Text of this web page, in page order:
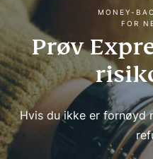
MONEY-
FOR
Prøv
Hvis du ikke er fornøyd